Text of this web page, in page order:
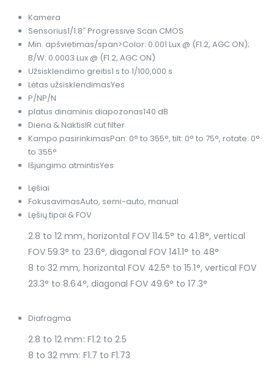
Kamera
Sensorius1/1.8″ Progressive Scan CMOS
Min. apšvietimas/span>Color: 0.001 Lux @ (F1.2, AGC ON);
B/W: 0.0003 Lux @ (F1.2, AGC ON)
Užsisklendimo greitis1 s to 1/100,000 s
Lėtas užsisklendimasYes
P/NP/N
platus dinaminis diapozonas140 dB
Diena & NaktisIR cut filter
Kampo pasirinkimasPan: 0° to 355°, tilt: 0° to 75°, rotate: 0°
to 355°
Išjungimo atmintisYes
Lęšiai
FokusavimasAuto, semi-auto, manual
Lęšių tipai & FOV
2.8 to 12 mm, horizontal FOV 114.5° to 41.8°, vertical
FOV 59.3° to 23.6°, diagonal FOV 141.1° to 48°
8 to 32 mm, horizontal FOV 42.5° to 15.1°, vertical FOV
23.3° to 8.64°, diagonal FOV 49.6° to 17.3°
Diafragma
2.8 to 12 mm: F1.2 to 2.5
8 to 32 mm: F1.7 to F1.73